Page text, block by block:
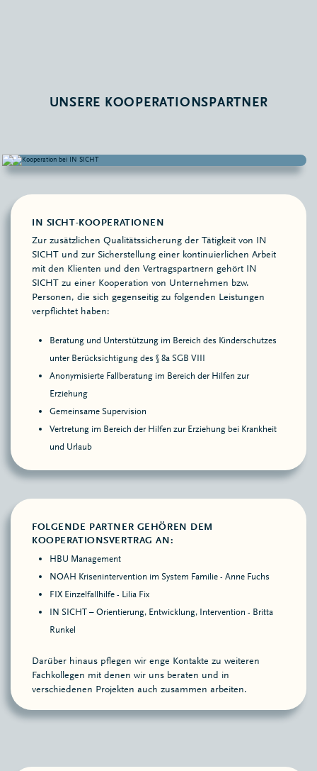
UNSERE KOOPERATIONSPARTNER
IN SICHT-KOOPERATIONEN
Zur zusätzlichen Qualitätssicherung der Tätigkeit von IN
SICHT und zur Sicherstellung einer kontinuierlichen Arbeit
mit den Klienten und den Vertragspartnern gehört IN
SICHT zu einer Kooperation von Unternehmen bzw.
Personen, die sich gegenseitig zu folgenden Leistungen
verpflichtet haben:
Beratung und Unterstützung im Bereich des Kinderschutzes
unter Berücksichtigung des § 8a SGB VIII
Anonymisierte Fallberatung im Bereich der Hilfen zur
Erziehung
Gemeinsame Supervision
Vertretung im Bereich der Hilfen zur Erziehung bei Krankheit
und Urlaub
FOLGENDE PARTNER GEHÖREN DEM
KOOPERATIONSVERTRAG AN:
HBU Management
NOAH Krisenintervention im System Familie - Anne Fuchs
FIX Einzelfallhilfe - Lilia Fix
IN SICHT – Orientierung, Entwicklung, Intervention - Britta
Runkel
Darüber hinaus pflegen wir enge Kontakte zu weiteren
Fachkollegen mit denen wir uns beraten und in
verschiedenen Projekten auch zusammen arbeiten.